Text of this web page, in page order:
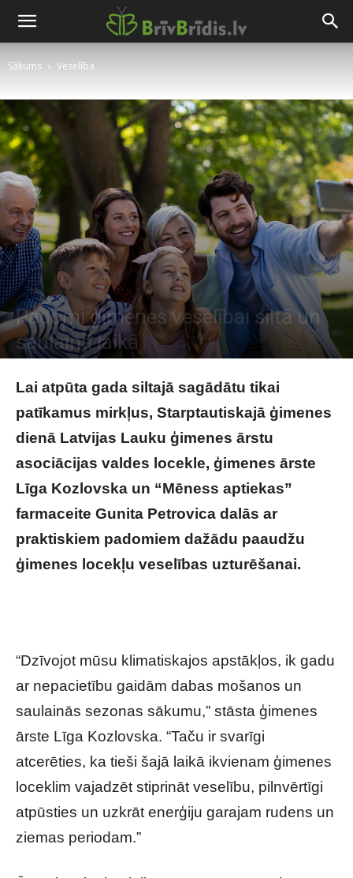
Sākums Veselība
Padomi ģimenes veselībai siltā un
saulainā laikā
Lai atpūta gada siltajā sagādātu tikai
patīkamus mirkļus, Starptautiskajā ģimenes
dienā Latvijas Lauku ģimenes ārstu
asociācijas valdes locekle, ģimenes ārste
Līga Kozlovska un “Mēness aptiekas”
farmaceite Gunita Petrovica dalās ar
praktiskiem padomiem dažādu paaudžu
ģimenes locekļu veselības uzturēšanai.
“Dzīvojot mūsu klimatiskajos apstākļos, ik gadu
ar nepacietību gaidām dabas mošanos un
saulainās sezonas sākumu,” stāsta ģimenes
ārste Līga Kozlovska. “Taču ir svarīgi
atcerēties, ka tieši šajā laikā ikvienam ģimenes
loceklim vajadzēt stiprināt veselību, pilnvērtīgi
atpūsties un uzkrāt enerģiju garajam rudens un
ziemas periodam.”